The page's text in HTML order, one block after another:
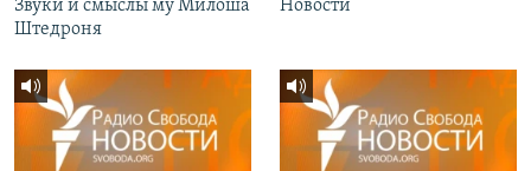
Звуки и смыслы му Милоша
Штедроня
Новости